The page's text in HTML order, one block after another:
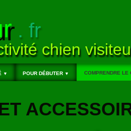
. fr
chien
▼ POUR DÉBUTER ▼ COMPRENDRE LE